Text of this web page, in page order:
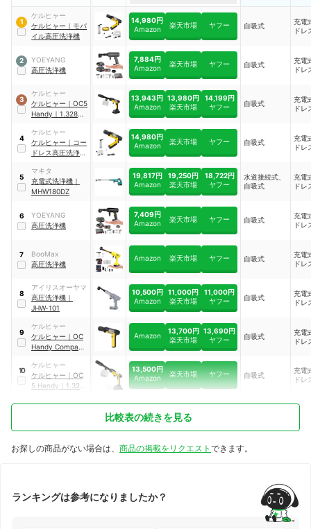
1
ケルヒャー
ケルヒャー ｜ モバ
イル高圧洗浄機
14,980円
Amazon
楽天市場 ヤフー 自吸式
充電
ドレ
2
YOEYANG
高圧洗浄機
7,884円
Amazon
楽天市場 ヤフー 自吸式
充電
ドレ
3
ケルヒャー
ケルヒャー ｜ OC5
Handy ｜ 1.328-
13,943円
Amazon
13,980円
楽天市場
14,199円
ヤフー
自吸式
充電
ドレ
4
ケルヒャー
ケルヒャー ｜ コー
ドレス高圧洗浄機
Compact CB
14,980円
Amazon
楽天市場 ヤフー 自吸式
充電
ドレ
5
マキタ
充電式洗浄機 ｜
MHW180DZ
19,817円
Amazon
19,250円
楽天市場
18,722円
ヤフー
水道接続式、
自吸式
充電
ドレ
6
YOEYANG
高圧洗浄機
7,409円
Amazon
楽天市場 ヤフー 自吸式
充電
ドレ
7
BooMax
高圧洗浄機
Amazon 楽天市場 ヤフー 自吸式
充電
ドレ
8
アイリスオーヤマ
高圧洗浄機 ｜
JHW-101
10,500円
Amazon
11,000円
楽天市場
11,000円
ヤフー
自吸式
充電
ドレ
9
ケルヒャー
ケルヒャー ｜ OC
Handy Compact
Amazon
13,700円
楽天市場
13,690円
ヤフー
自吸式
充電
ドレ
10
ケルヒャー
ケルヒャー ｜ OC
5 Handy
1.328-
13,500円
Amazon
楽天市場 ヤフー 自吸式
充電
ドレ
比較表の続きを見る
お探しの商品がない場合は、 商品の掲載をリクエスト できます。
ランキングは参考になりましたか？